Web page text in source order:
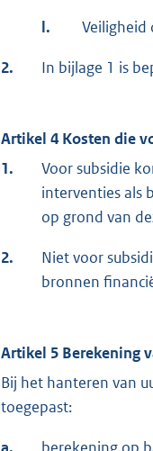
l. Veiligheid
2. In bijlage 1 is
Artikel 4 Kosten die
1.
Voor subsidie
interventies als
op grond van
2.
Niet voor
bronnen
Artikel 5 Berekening
Bij het hanteren van
toegepast: